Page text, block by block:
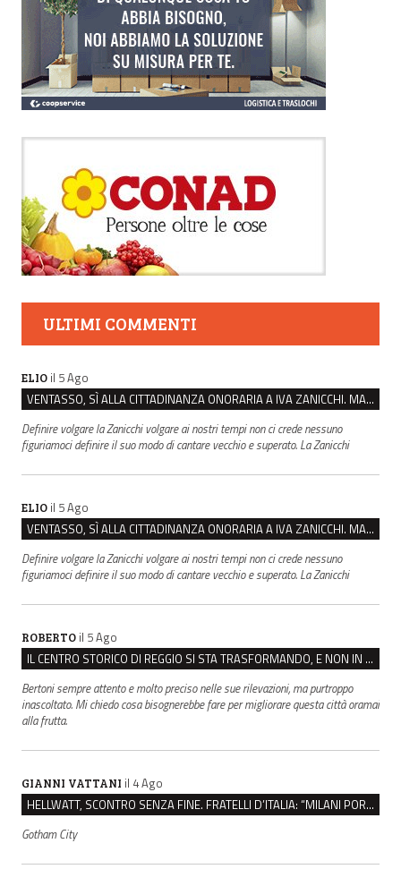
ULTIMI COMMENTI
ELIO il 5 Ago
VENTASSO, SÌ ALLA CITTADINANZA ONORARIA A IVA ZANICCHI. MA BARGIACCHI: “È DI PESSIMO GUSTO”
Definire volgare la Zanicchi volgare ai nostri tempi non ci crede nessuno
figuriamoci definire il suo modo di cantare vecchio e superato. La Zanicchi
ELIO il 5 Ago
VENTASSO, SÌ ALLA CITTADINANZA ONORARIA A IVA ZANICCHI. MA BARGIACCHI: “È DI PESSIMO GUSTO”
Definire volgare la Zanicchi volgare ai nostri tempi non ci crede nessuno
figuriamoci definire il suo modo di cantare vecchio e superato. La Zanicchi
ROBERTO il 5 Ago
IL CENTRO STORICO DI REGGIO SI STA TRASFORMANDO, E NON IN MEGLIO
Bertoni sempre attento e molto preciso nelle sue rilevazioni, ma purtroppo
inascoltato. Mi chiedo cosa bisognerebbe fare per migliorare questa città oramai
alla frutta.
GIANNI VATTANI il 4 Ago
HELLWATT, SCONTRO SENZA FINE. FRATELLI D’ITALIA: “MILANI PORTA DOCUMENTI, DE FRANCO INSULTI”
Gotham City